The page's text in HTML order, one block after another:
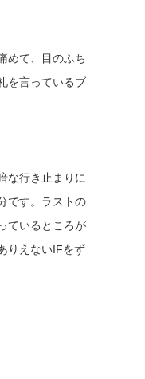
めて、目のふち
を言っているブ
な行き止まりに
す。 ラストの
ているところが
りえないIFをず